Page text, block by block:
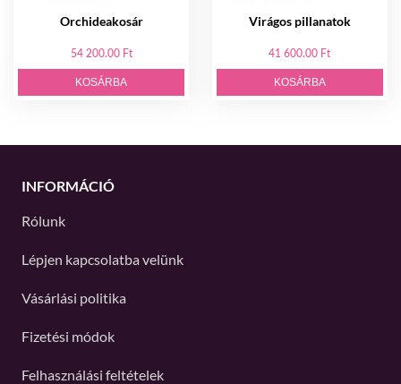
Orchideakosár
54 200.00 Ft
KOSÁRBA
Virágos pillanatok
41 600.00 Ft
KOSÁRBA
INFORMÁCIÓ
Rólunk
Lépjen kapcsolatba velünk
Vásárlási politika
Fizetési módok
Felhasználási feltételek